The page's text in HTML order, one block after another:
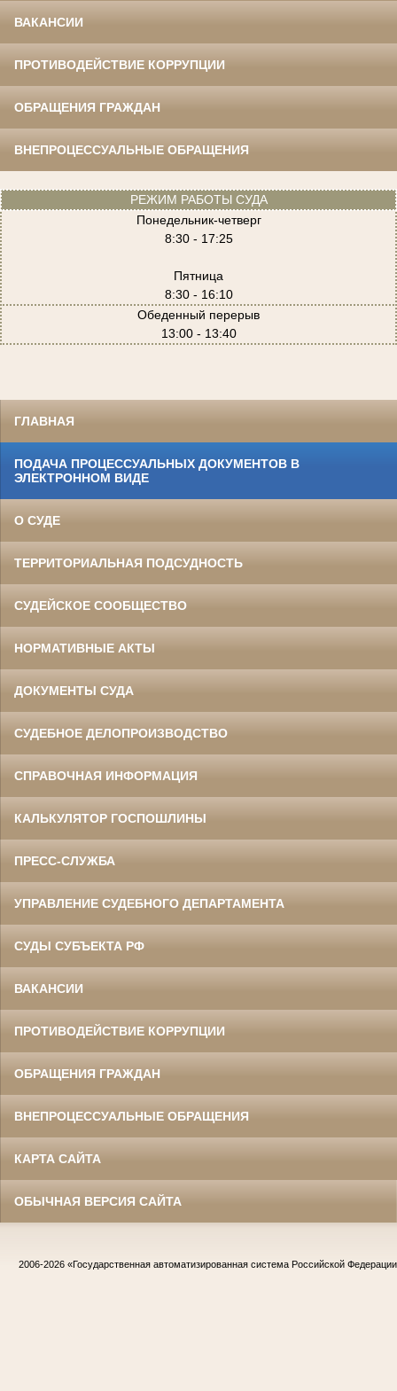
ВАКАНСИИ
ПРОТИВОДЕЙСТВИЕ КОРРУПЦИИ
ОБРАЩЕНИЯ ГРАЖДАН
ВНЕПРОЦЕССУАЛЬНЫЕ ОБРАЩЕНИЯ
РЕЖИМ РАБОТЫ СУДА
Понедельник-четверг
8:30 - 17:25
Пятница
8:30 - 16:10
Обеденный перерыв
13:00 - 13:40
ГЛАВНАЯ
ПОДАЧА ПРОЦЕССУАЛЬНЫХ ДОКУМЕНТОВ В
ЭЛЕКТРОННОМ ВИДЕ
О СУДЕ
ТЕРРИТОРИАЛЬНАЯ ПОДСУДНОСТЬ
СУДЕЙСКОЕ СООБЩЕСТВО
НОРМАТИВНЫЕ АКТЫ
ДОКУМЕНТЫ СУДА
СУДЕБНОЕ ДЕЛОПРОИЗВОДСТВО
СПРАВОЧНАЯ ИНФОРМАЦИЯ
КАЛЬКУЛЯТОР ГОСПОШЛИНЫ
ПРЕСС-СЛУЖБА
УПРАВЛЕНИЕ СУДЕБНОГО ДЕПАРТАМЕНТА
СУДЫ СУБЪЕКТА РФ
ВАКАНСИИ
ПРОТИВОДЕЙСТВИЕ КОРРУПЦИИ
ОБРАЩЕНИЯ ГРАЖДАН
ВНЕПРОЦЕССУАЛЬНЫЕ ОБРАЩЕНИЯ
КАРТА САЙТА
ОБЫЧНАЯ ВЕРСИЯ САЙТА
2006-2026 «Государственная автоматизированная система Российской